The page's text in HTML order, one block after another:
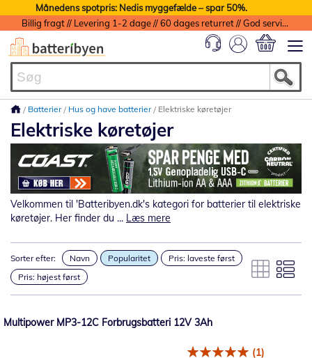
Månedens spotpris: Nedis myggefælde – spar 50%.
Billig fragt // Levering 1-2 dage // 60 dages returret // God service med garanti
Batterier Hus og have batterier Elektriske køretøjer
Elektriske køretøjer
Velkommen til 'Batteribyen.dk's kategori for batterier til elektriske
køretøjer. Her finder du ... Læs mere
Sorter efter: Navn Popularitet
Pris: laveste først
Pris: højest først
Multipower MP3-12C Forbrugsbatteri 12V 3Ah
(1)